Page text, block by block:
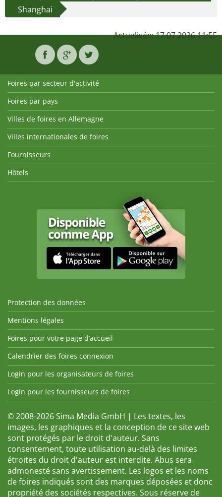
Shanghai
Actualisée: 17.07.2026 11:55
Foires par secteur d'activité
Foires par pays
Villes de foires en Allemagne
Villes internationales de foires
Fournisseurs
Hôtels
Protection des données
Mentions légales
Foires pour votre page d’accueil
Calendrier des foires connexion
Login pour les organisateurs de foires
Login pour les fournisseurs de foires
© 2008-2026 Sima Media GmbH | Les textes, les
images, les graphiques et la conception de ce site web
sont protégés par le droit d'auteur. Sans
consentement, toute utilisation au-delà des limites
étroites du droit d'auteur est interdite. Abus sera
admonesté sans avertissement. Les logos et les noms
de foires indiqués sont des marques déposées et donc
propriété des sociétés respectives. Sous réserve de